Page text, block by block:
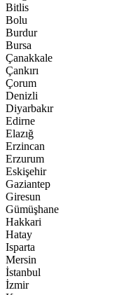
Bitlis
Bolu
Burdur
Bursa
Çanakkale
Çankırı
Çorum
Denizli
Diyarbakır
Edirne
Elazığ
Erzincan
Erzurum
Eskişehir
Gaziantep
Giresun
Gümüşhane
Hakkari
Hatay
Isparta
Mersin
İstanbul
İzmir